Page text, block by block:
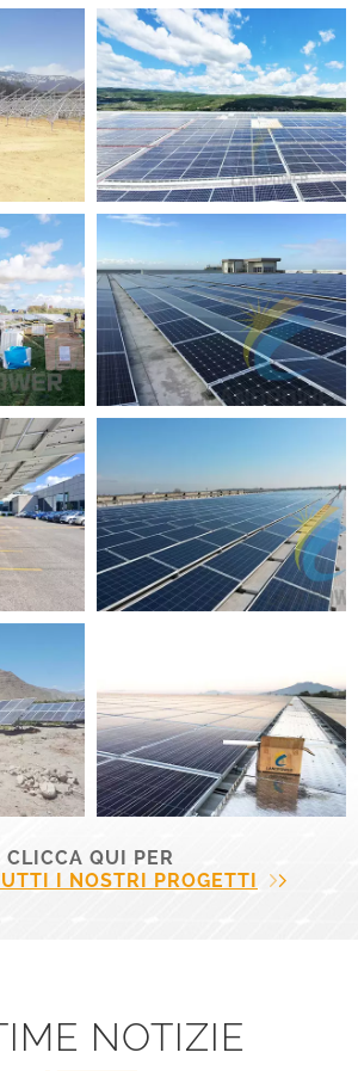
CLICCA QUI PER
I NOSTRI PROGETTI
NOTIZIE